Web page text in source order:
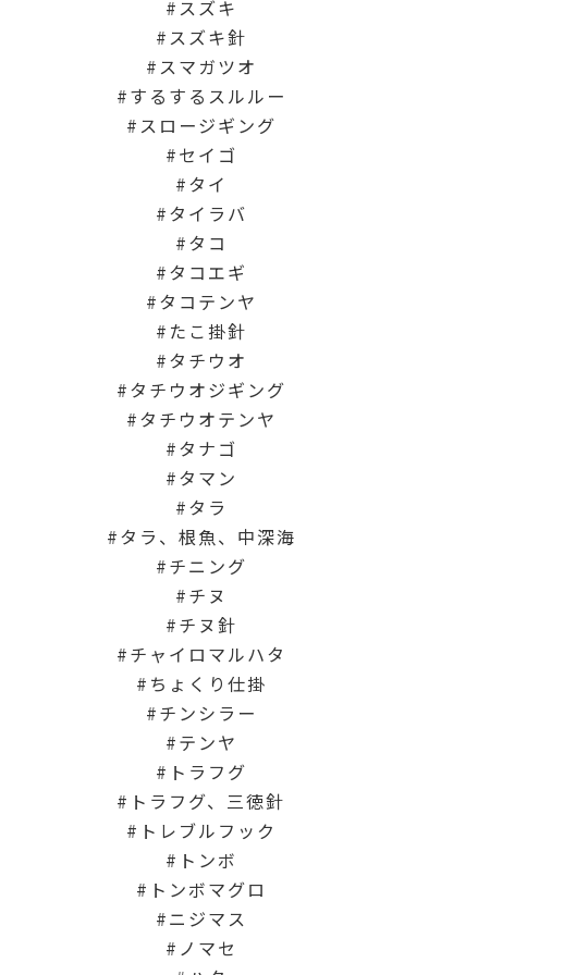
スズキ
スズキ針
スマガツオ
するするスルルー
スロージギング
セイゴ
タイ
タイラバ
タコ
タコエギ
タコテンヤ
たこ掛針
タチウオ
タチウオジギング
タチウオテンヤ
タナゴ
タマン
タラ
タラ、根魚、中深海
チニング
チヌ
チヌ針
チャイロマルハタ
ちょくり仕掛
チンシラー
テンヤ
トラフグ
トラフグ、三徳針
トレブルフック
トンボ
トンボマグロ
ニジマス
ノマセ